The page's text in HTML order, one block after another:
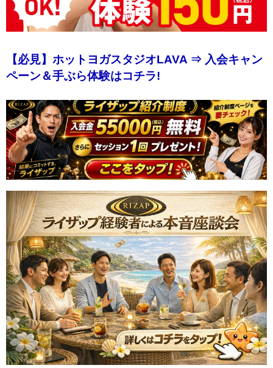
【必見】ホットヨガスタジオLAVA ⇒ 入会キャン
ペーン＆手ぶら体験はコチラ!